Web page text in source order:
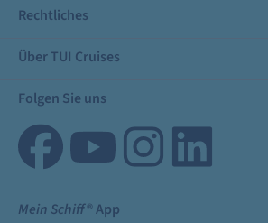
Rechtliches
Über TUI Cruises
Folgen Sie uns
Mein Schiff® App